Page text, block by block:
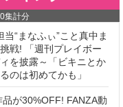
集計分
当“まなふぃ”こと真中ま
戦! 「週刊プレイボー
を披露～「ビキニとか
のは初めてかも」
が30%OFF! FANZA動